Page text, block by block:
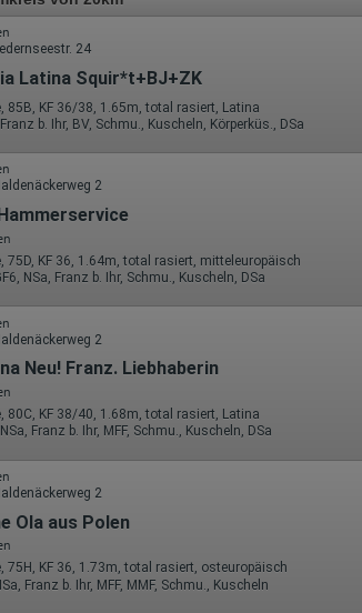
24
Latina Squir*t+BJ+ZK
85B, KF 36/38, 1.65m, total rasiert, Latina
b. Ihr, BV, Schmu., Kuscheln, Körperküs., DSa
2
75D, KF 36, 1.64m, total rasiert, mitteleuropäisch
NSa, Franz b. Ihr, Schmu., Kuscheln, DSa
2
Neu! Franz. Liebhaberin
80C, KF 38/40, 1.68m, total rasiert, Latina
Franz b. Ihr, MFF, Schmu., Kuscheln, DSa
2
Ola aus Polen
75H, KF 36, 1.73m, total rasiert, osteuropäisch
Franz b. Ihr, MFF, MMF, Schmu., Kuscheln